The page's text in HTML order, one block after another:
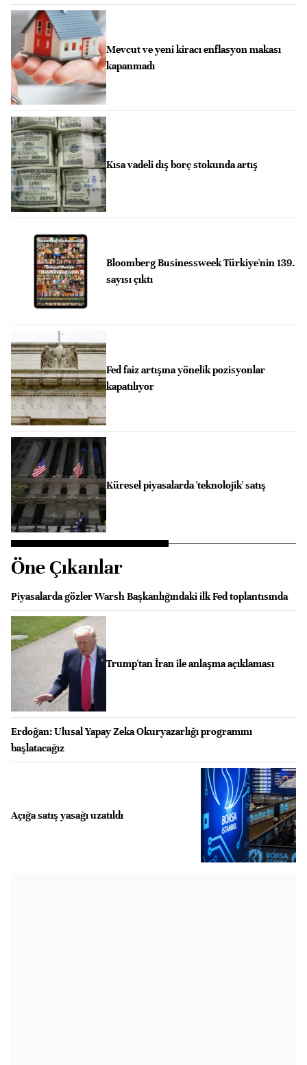
Mevcut ve yeni kiracı enflasyon makası
kapanmadı
Kısa vadeli dış borç stokunda artış
Bloomberg Businessweek Türkiye'nin 139.
sayısı çıktı
Fed faiz artışına yönelik pozisyonlar
kapatılıyor
Küresel piyasalarda 'teknolojik' satış
Öne Çıkanlar
Piyasalarda gözler Warsh Başkanlığındaki ilk Fed toplantısında
Trump'tan İran ile anlaşma açıklaması
Erdoğan: Ulusal Yapay Zeka Okuryazarlığı programını
başlatacağız
Açığa satış yasağı uzatıldı